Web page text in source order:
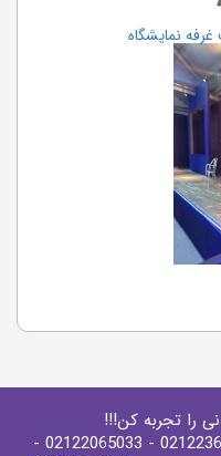
نمایشگاه
را تجربه کن!!!
- 02122065033
-